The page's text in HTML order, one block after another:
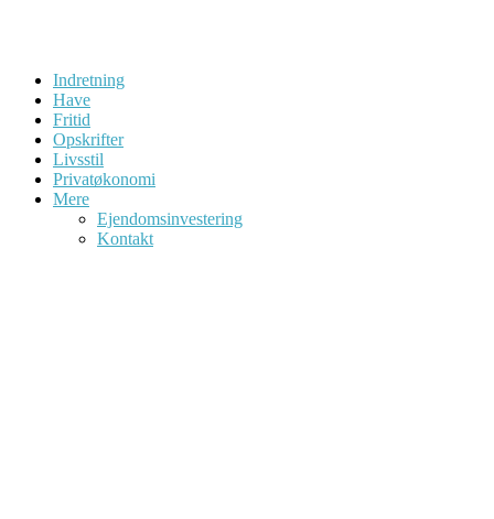
Indretning
Have
Fritid
Opskrifter
Livsstil
Privatøkonomi
Mere
Ejendomsinvestering
Kontakt